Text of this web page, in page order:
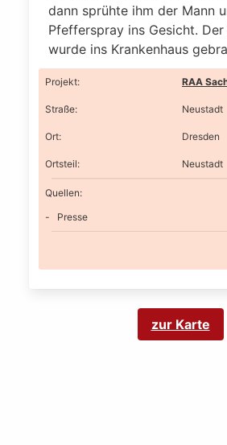
dann sprühte ihm der Mann
Pfefferspray ins Gesicht.
wurde ins Krankenhaus
Projekt: RAA
Straße: Neustadt
Ort: Dresden
Ortsteil: Neustadt
Quellen:
Presse
zur Karte